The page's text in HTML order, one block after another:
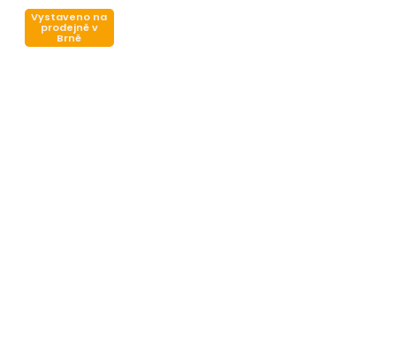
Vystaveno na
prodejně v
Brně